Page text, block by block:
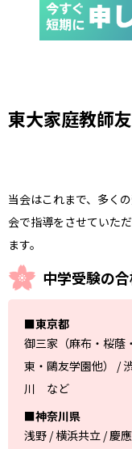
東大家庭教師
当会はこれまで、多く
会で指導をさせていた
ます。
中学受験の
■東京都
御三家（麻布・桜蔭
東・鷗友学園他） /
川 など
■神奈川県
浅野 / 横浜共立 / 慶